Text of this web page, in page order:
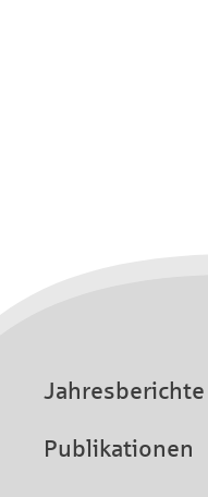
Jahresberichte
Publikationen